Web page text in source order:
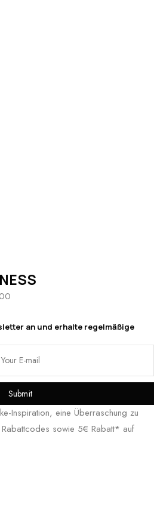
an und erhalte regelmäßige
Submit
Inspiration, eine Überraschung zu
sowie 5€ Rabatt* auf